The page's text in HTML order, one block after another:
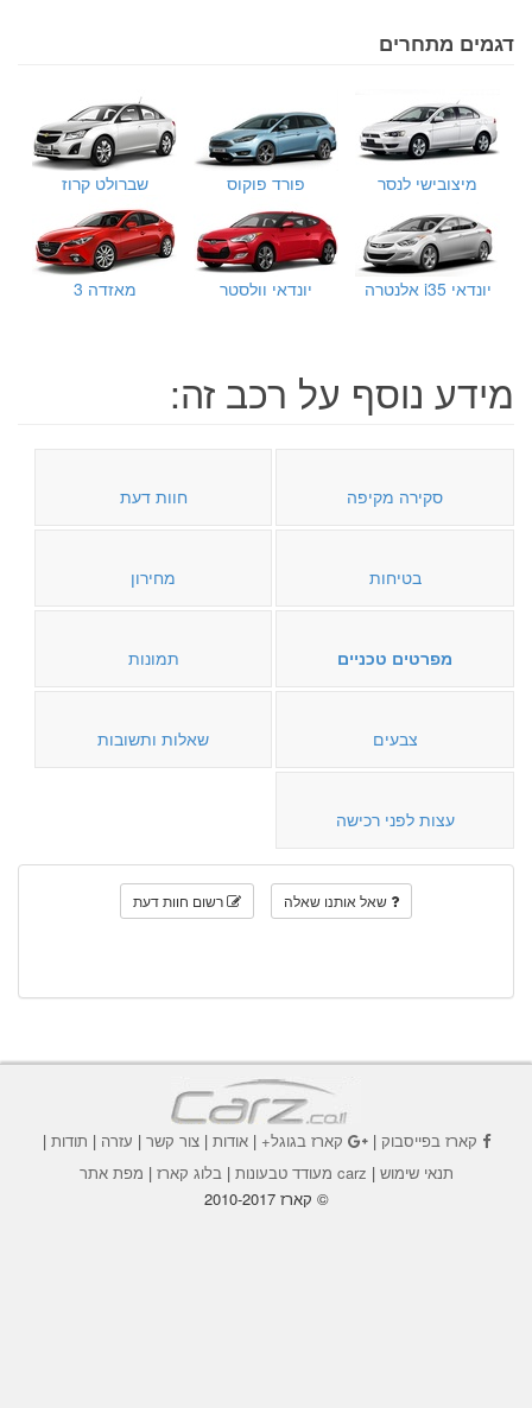
דגמים מתחרים
מיצובישי לנסר פורד פוקוס שברולט קרוז
יונדאי i35 אלנטרה יונדאי וולסטר מאזדה 3
מידע נוסף על רכב זה:
סקירה מקיפה חוות דעת
בטיחות מחירון
מפרטים טכניים תמונות
צבעים שאלות ותשובות
עצות לפני רכישה
שאל אותנו שאלה רשום חוות דעת
קארז בפייסבוק| קארז בגוגל+|אודות |צור קשר | עזרה | תודות |
תנאי שימוש | carz מעודד טבעונות | בלוג קארז | מפת אתר
© קארז 2010-2017